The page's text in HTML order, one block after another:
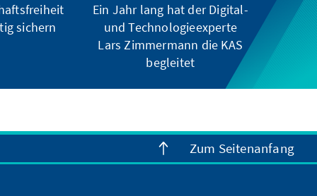
sichern
Ein Jahr lang hat der Digital-
und Technologieexperte
Lars Zimmermann die KAS
begleitet
Zum Seitenanfang